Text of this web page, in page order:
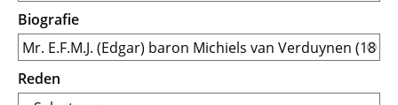
Biografie
Reden